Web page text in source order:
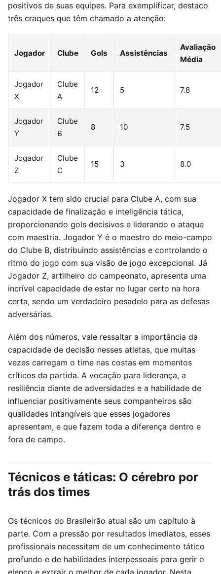
positivos de suas equipes. Para exemplificar, destaco
três craques que têm chamado a atenção:
Jogador Clube Gols Assistências
Avaliação
Média
Jogador
X
Clube
A
12 5 7.8
Jogador
Y
Clube
B
8 10 7.5
Jogador
Z
Clube
C
15 3 8.0
Jogador X tem sido crucial para Clube A, com sua
capacidade de finalização e inteligência tática,
proporcionando gols decisivos e liderando o ataque
com maestria. Jogador Y é o maestro do meio-campo
do Clube B, distribuindo assistências e controlando o
ritmo do jogo com sua visão de jogo excepcional. Já
Jogador Z, artilheiro do campeonato, apresenta uma
incrível capacidade de estar no lugar certo na hora
certa, sendo um verdadeiro pesadelo para as defesas
adversárias.
Além dos números, vale ressaltar a importância da
capacidade de decisão nesses atletas, que muitas
vezes carregam o time nas costas em momentos
críticos da partida. A vocação para liderança, a
resiliência diante de adversidades e a habilidade de
influenciar positivamente seus companheiros são
qualidades intangíveis que esses jogadores
apresentam, e que fazem toda a diferença dentro e
fora de campo.
Técnicos e táticas: O cérebro por
trás dos times
Os técnicos do Brasileirão atual são um capítulo à
parte. Com a pressão por resultados imediatos, esses
profissionais necessitam de um conhecimento tático
profundo e de habilidades interpessoais para gerir o